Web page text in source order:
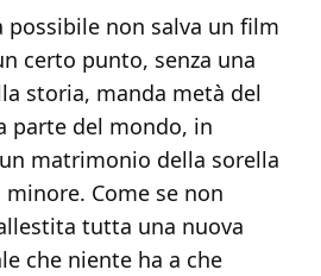
possibile non salva un film
certo punto, senza una
storia, manda metà del
parte del mondo, in
matrimonio della sorella
Come se non
tutta una nuova
che niente ha a che